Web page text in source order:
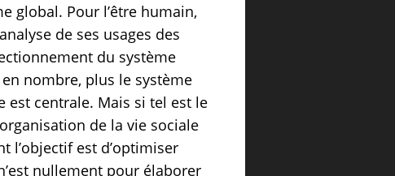
global. Pour l’être humain,
de ses usages des
du système
nombre, plus le système
est centrale. Mais si tel est le
de la vie sociale
l’objectif est d’optimiser
nullement pour élaborer